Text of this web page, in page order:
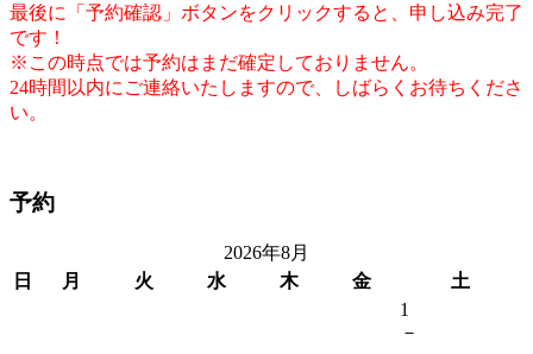
最後に「予約確認」ボタンをクリックすると、申し込み完了
です！
※この時点では予約はまだ確定しておりません。
24時間以内にご連絡いたしますので、しばらくお待ちくださ
い。
予約
2026年8月
日
月 火 水 木 金
土
1
－